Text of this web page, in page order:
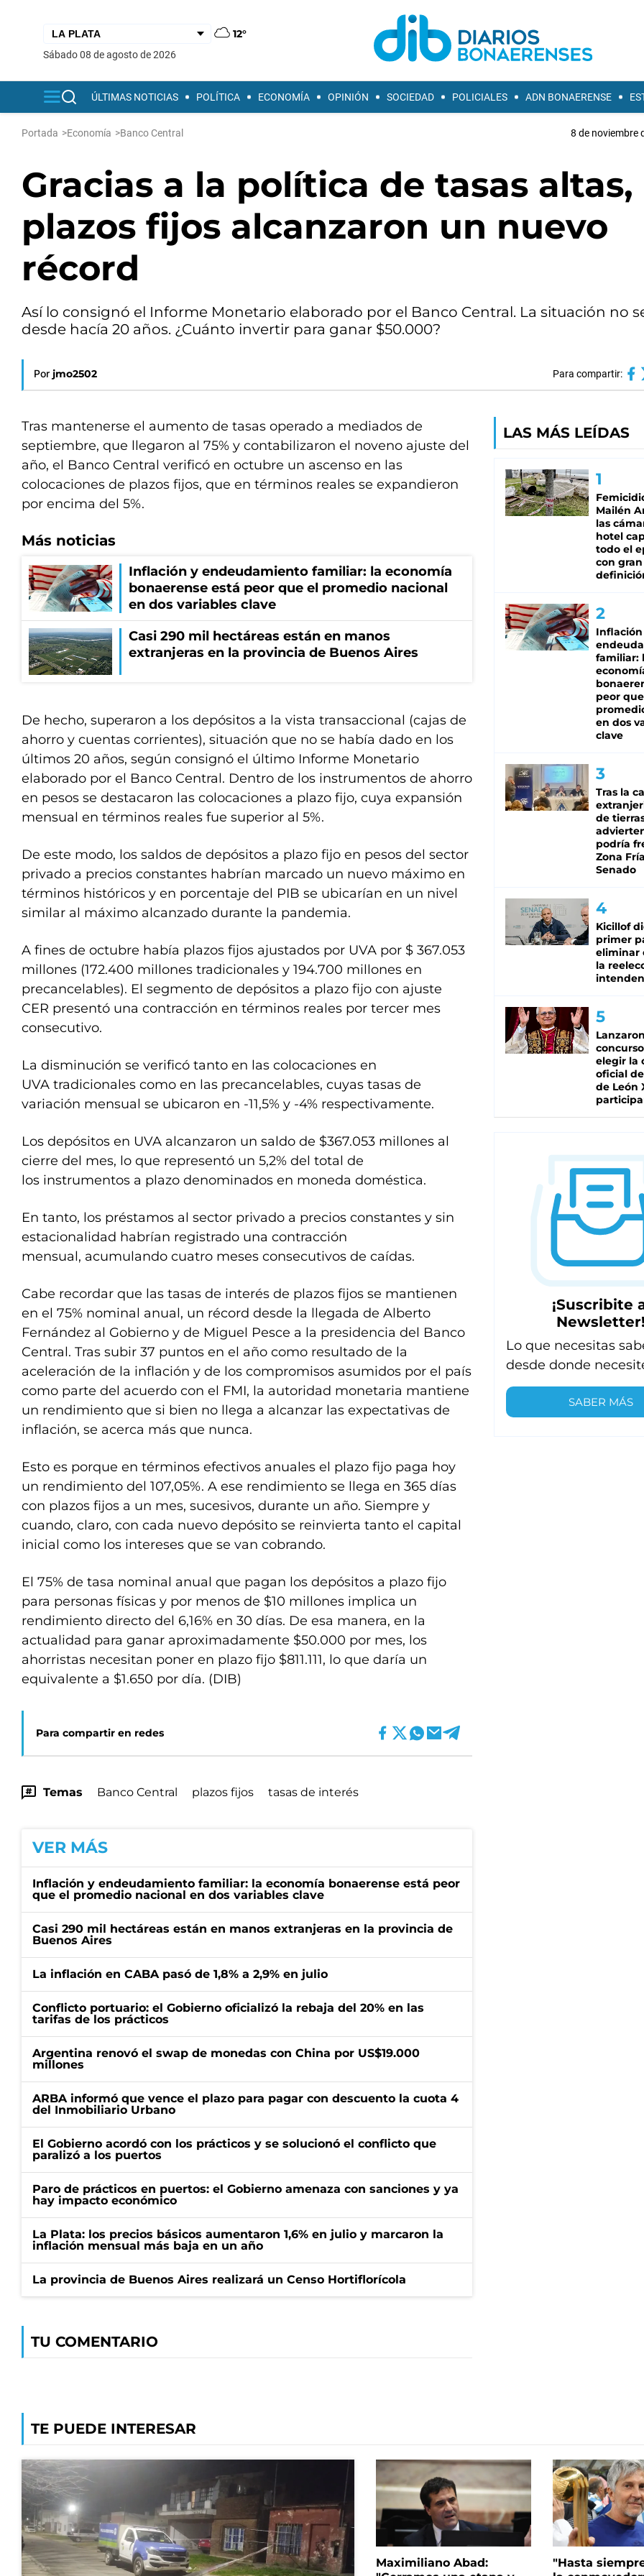
12°
sábado 08 de agosto de 2026
ÚLTIMAS NOTICIAS POLÍTICA ECONOMÍA OPINIÓN SOCIEDAD POLICIALES ADN BONAERENSE
Portada >Economía >Banco Central 8 de noviembre
Gracias a la política de tasas altas,
plazos fijos alcanzaron un nuevo
récord
Así lo consignó el Informe Monetario elaborado por el Banco Central. La situación no
desde hacía 20 años. ¿Cuánto invertir para ganar $50.000?
Por jmo2502 Para compartir:
Tras mantenerse el aumento de tasas operado a mediados de
septiembre, que llegaron al 75% y contabilizaron el noveno ajuste del
año, el Banco Central verificó en octubre un ascenso en las
colocaciones de plazos fijos, que en términos reales se expandieron
por encima del 5%.
Más noticias
Inflación y endeudamiento familiar: la economía
bonaerense está peor que el promedio nacional
en dos variables clave
Casi 290 mil hectáreas están en manos
extranjeras en la provincia de Buenos Aires
De hecho, superaron a los depósitos a la vista transaccional (cajas de
ahorro y cuentas corrientes), situación que no se había dado en los
últimos 20 años, según consignó el último Informe Monetario
elaborado por el Banco Central. Dentro de los instrumentos de ahorro
en pesos se destacaron las colocaciones a plazo fijo, cuya expansión
mensual en términos reales fue superior al 5%.
De este modo, los saldos de depósitos a plazo fijo en pesos del sector
privado a precios constantes habrían marcado un nuevo máximo en
términos históricos y en porcentaje del PIB se ubicarían en un nivel
similar al máximo alcanzado durante la pandemia.
A fines de octubre había plazos fijos ajustados por UVA por $ 367.053
millones (172.400 millones tradicionales y 194.700 millones en
precancelables). El segmento de depósitos a plazo fijo con ajuste
CER presentó una contracción en términos reales por tercer mes
consecutivo.
La disminución se verificó tanto en las colocaciones en
UVA tradicionales como en las precancelables, cuyas tasas de
variación mensual se ubicaron en -11,5% y -4% respectivamente.
Los depósitos en UVA alcanzaron un saldo de $367.053 millones al
cierre del mes, lo que representó un 5,2% del total de
los instrumentos a plazo denominados en moneda doméstica.
En tanto, los préstamos al sector privado a precios constantes y sin
estacionalidad habrían registrado una contracción
mensual, acumulando cuatro meses consecutivos de caídas.
Cabe recordar que las tasas de interés de plazos fijos se mantienen
en el 75% nominal anual, un récord desde la llegada de Alberto
Fernández al Gobierno y de Miguel Pesce a la presidencia del Banco
Central. Tras subir 37 puntos en el año como resultado de la
aceleración de la inflación y de los compromisos asumidos por el país
como parte del acuerdo con el FMI, la autoridad monetaria mantiene
un rendimiento que si bien no llega a alcanzar las expectativas de
inflación, se acerca más que nunca.
Esto es porque en términos efectivos anuales el plazo fijo paga hoy
un rendimiento del 107,05%. A ese rendimiento se llega en 365 días
con plazos fijos a un mes, sucesivos, durante un año. Siempre y
cuando, claro, con cada nuevo depósito se reinvierta tanto el capital
inicial como los intereses que se van cobrando.
El 75% de tasa nominal anual que pagan los depósitos a plazo fijo
para personas físicas y por menos de $10 millones implica un
rendimiento directo del 6,16% en 30 días. De esa manera, en la
actualidad para ganar aproximadamente $50.000 por mes, los
ahorristas necesitan poner en plazo fijo $811.111, lo que daría un
equivalente a $1.650 por día. (DIB)
Para compartir en redes
Temas Banco Central plazos fijos tasas de interés
VER MÁS
Inflación y endeudamiento familiar: la economía bonaerense está peor
que el promedio nacional en dos variables clave
Casi 290 mil hectáreas están en manos extranjeras en la provincia de
Buenos Aires
La inflación en CABA pasó de 1,8% a 2,9% en julio
Conflicto portuario: el Gobierno oficializó la rebaja del 20% en las
tarifas de los prácticos
Argentina renovó el swap de monedas con China por US$19.000
millones
ARBA informó que vence el plazo para pagar con descuento la cuota 4
del Inmobiliario Urbano
El Gobierno acordó con los prácticos y se solucionó el conflicto que
paralizó a los puertos
Paro de prácticos en puertos: el Gobierno amenaza con sanciones y ya
hay impacto económico
La Plata: los precios básicos aumentaron 1,6% en julio y marcaron la
inflación mensual más baja en un año
La provincia de Buenos Aires realizará un Censo Hortiflorícola
TU COMENTARIO
LAS MÁS LEÍDAS
Mailén
las
hotel
todo el
con gran
Inflación
familiar:
peor
en dos
clave
Tras la
de
podría
Zona
Senado
Kicillof
primer
eliminar
la
elegir la
oficial
de León
¡Suscribite
Newsletter!
Lo que necesitas
desde donde
SABER MÁS
TE PUEDE INTERESAR
Maximiliano Abad:
"Hasta